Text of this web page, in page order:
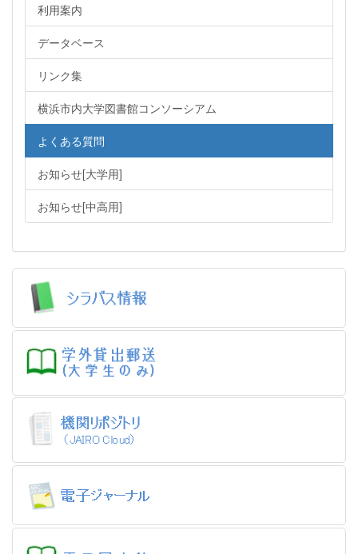
利用案内
データベース
リンク集
横浜市内大学図書館コンソーシアム
よくある質問
お知らせ[大学用]
お知らせ[中高用]